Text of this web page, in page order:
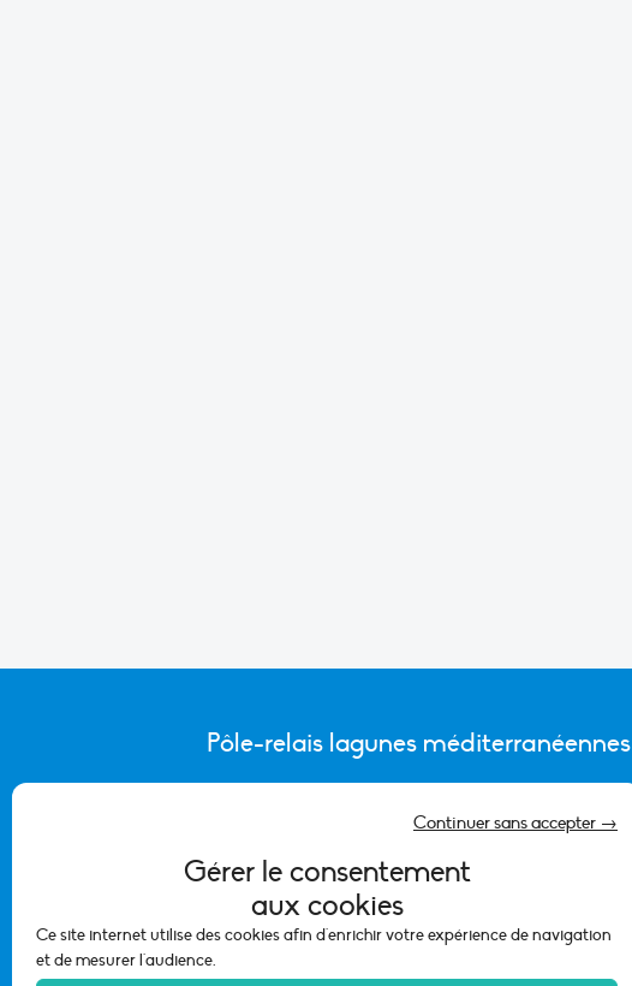
Gérer le consentement
aux cookies
Ce site internet utilise des cookies afin d'enrichir votre expérience de navigation
et de mesurer l'audience.
Continuer sans accepter →
Pôle-relais lagunes méditerranéennes
CONTACTER L’ÉQUIPE DU PÔLE